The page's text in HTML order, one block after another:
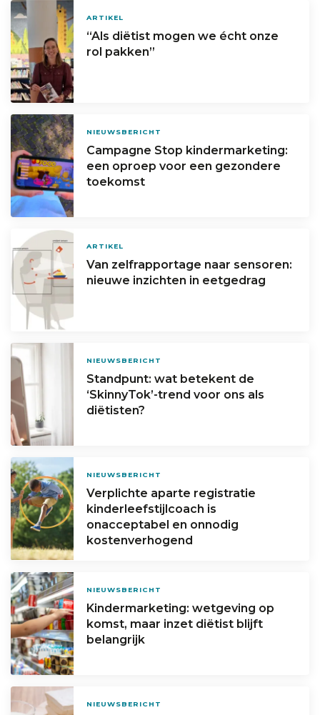
ARTIKEL
“Als diëtist mogen we écht onze
rol pakken”
NIEUWSBERICHT
Campagne Stop kindermarketing:
een oproep voor een gezondere
toekomst
ARTIKEL
Van zelfrapportage naar sensoren:
nieuwe inzichten in eetgedrag
NIEUWSBERICHT
Standpunt: wat betekent de
‘SkinnyTok’-trend voor ons als
diëtisten?
NIEUWSBERICHT
Verplichte aparte registratie
kinderleefstijlcoach is
onacceptabel en onnodig
kostenverhogend
NIEUWSBERICHT
Kindermarketing: wetgeving op
komst, maar inzet diëtist blijft
belangrijk
NIEUWSBERICHT